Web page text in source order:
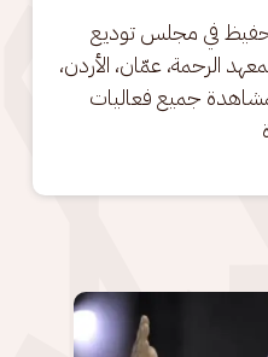
حفيظ في مجلس توديع
الرحمة، عمّان، الأردن،
5 صفر 1448هـ لمشاهدة جميع فعاليات